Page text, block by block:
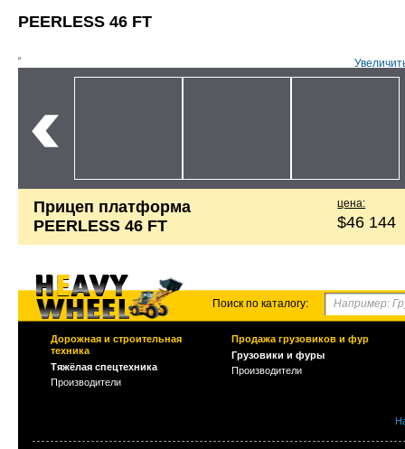
PEERLESS 46 FT
Прицеп платформа
PEERLESS 46 FT
цена:
$46 144
Поиск по каталогу:
Дорожная и строительная
техника
Тяжёлая спецтехника
Производители
Продажа грузовиков и фур
Грузовики и фуры
Производители